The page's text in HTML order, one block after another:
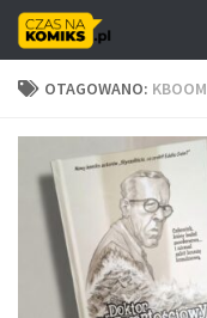
Skip to content
OTAGOWANO: KBOOM